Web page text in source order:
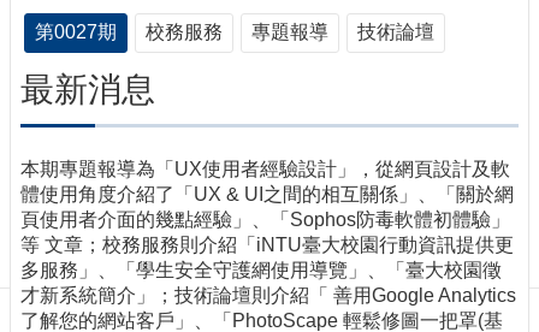
臺
大
首
頁
計
首
頁
聯
絡
資
訊
第0027期 校務服務 專題報導 技術論壇
最新消息
本期專題報導為「UX使用者經驗設計」，從網頁設計及軟
體使用角度介紹了「UX & UI之間的相互關係」、「關於網
頁使用者介面的幾點經驗」、「Sophos防毒軟體初體驗」
等 文章；校務服務則介紹「iNTU臺大校園行動資訊提供更
多服務」、「學生安全守護網使用導覽」、「臺大校園徵
才新系統簡介」；技術論壇則介紹「 善用Google Analytics
了解您的網站客戶」、「PhotoScape 輕鬆修圖一把罩(基